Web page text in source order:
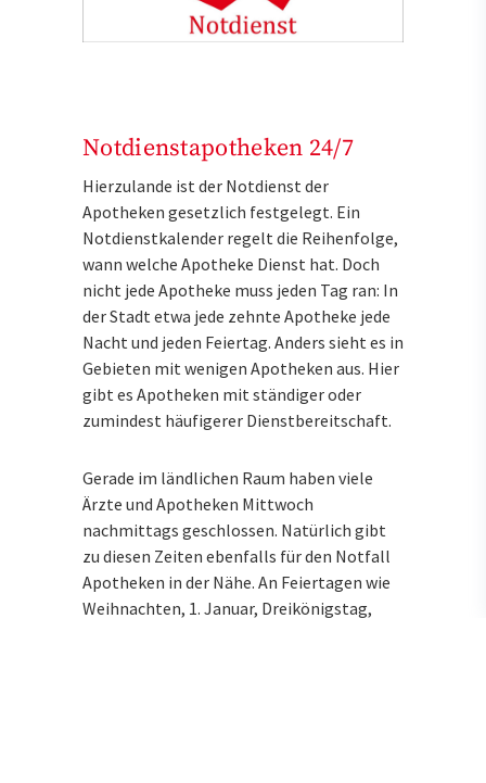
Notdienstapotheken 24/7
Hierzulande ist der Notdienst der
Apotheken gesetzlich festgelegt. Ein
Notdienstkalender regelt die Reihenfolge,
wann welche Apotheke Dienst hat. Doch
nicht jede Apotheke muss jeden Tag ran: In
der Stadt etwa jede zehnte Apotheke jede
Nacht und jeden Feiertag. Anders sieht es in
Gebieten mit wenigen Apotheken aus. Hier
gibt es Apotheken mit ständiger oder
zumindest häufigerer Dienstbereitschaft.
Gerade im ländlichen Raum haben viele
Ärzte und Apotheken Mittwoch
nachmittags geschlossen. Natürlich gibt
zu diesen Zeiten ebenfalls für den Notfall
Apotheken in der Nähe. An Feiertagen wie
Weihnachten, 1. Januar, Dreikönigstag,